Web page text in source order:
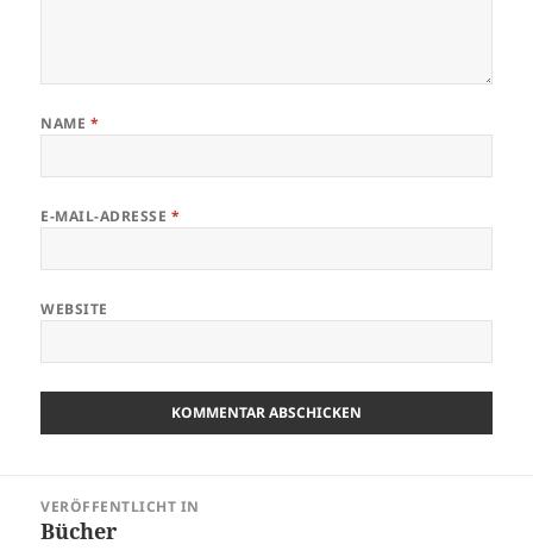
NAME *
E-MAIL-ADRESSE *
WEBSITE
VERÖFFENTLICHT IN
Bücher